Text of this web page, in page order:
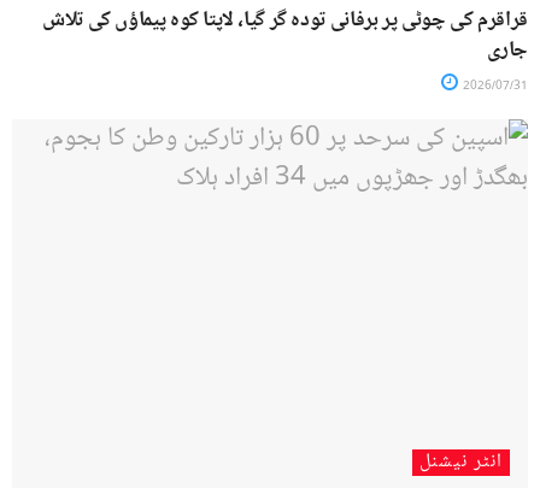
قراقرم کی چوٹی پر برفانی تودہ گر گیا، لاپتا کوہ پیماؤں کی تلاش
جاری
2026/07/31
انٹر نیشنل